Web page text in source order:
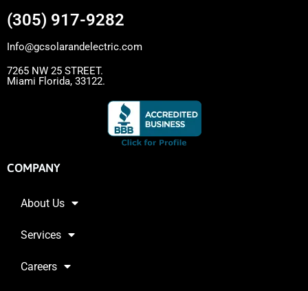
(305) 917-9282
Info@gcsolarandelectric.com
7265 NW 25 STREET.
Miami Florida, 33122.
COMPANY
About Us
Services
Careers